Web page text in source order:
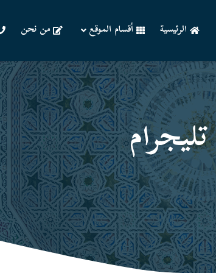
الرئيسية أقسام الموقع من نحن